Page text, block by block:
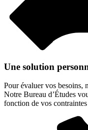
Une solution
Pour évaluer vos besoins,
Notre Bureau d’Études
fonction de vos